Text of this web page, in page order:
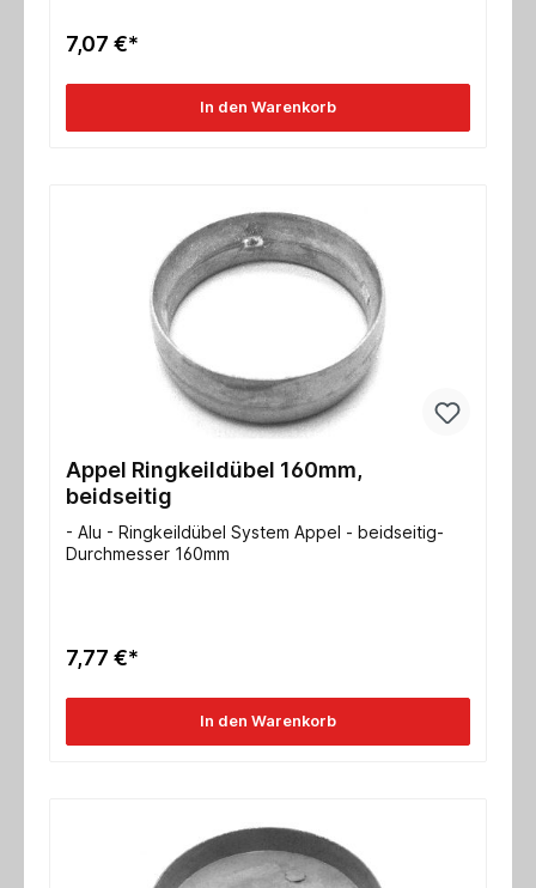
7,07 €*
In den Warenkorb
Appel Ringkeildübel 160mm,
beidseitig
- Alu - Ringkeildübel System Appel - beidseitig-
Durchmesser 160mm
7,77 €*
In den Warenkorb